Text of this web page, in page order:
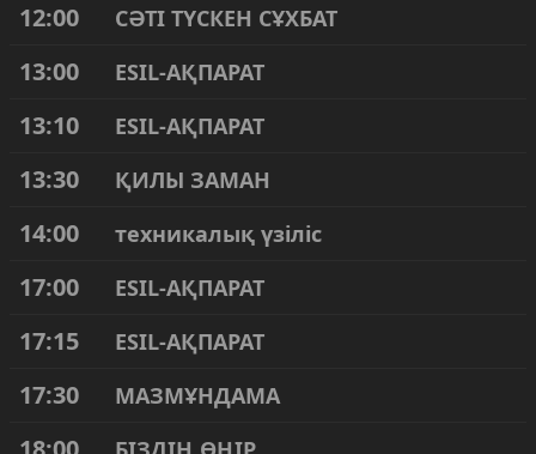
12:00 СӘТІ ТҮСКЕН СҰХБАТ
13:00 ESIL-АҚПАРАТ
13:10 ESIL-АҚПАРАТ
13:30 ҚИЛЫ ЗАМАН
14:00 техникалық үзіліс
17:00 ESIL-АҚПАРАТ
17:15 ESIL-АҚПАРАТ
17:30 МАЗМҰНДАМА